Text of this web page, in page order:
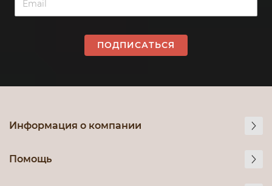
ПОДПИСАТЬСЯ
Информация о компании
Помощь